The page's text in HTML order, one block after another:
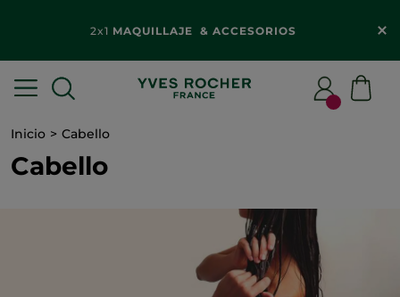
2x1 MAQUILLAJE & ACCESORIOS​
Inicio Cabello
Cabello